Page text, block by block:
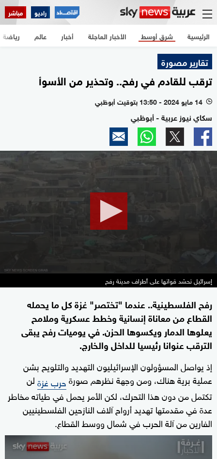
راديو مباشر
الرئيسية الأخبار العاجلة أخبار شرق أوسط عالم رياضة
تقارير مصورة
ترقب للقادم في رفح.. وتحذير من الأسوأ
l 14 مايو 2024 - 13:50 بتوقيت أبوظبي
سكاي نيوز عربية - أبوظبي
seconds
of
إسرائيل تحشد قواتها على أطراف مدينة رفح
رفح الفلسطينية.. عندما "تختصر" غزة كل ما يحمله
القطاع من معاناة إنسانية وخطط عسكرية وملامح
يعلوها الدمار ويكسوها الحزن. في يوميات رفح يبقى
الترقب عنوانا رئيسيا للداخل والخارج.
إذ يواصل المسؤولون الإسرائيليون التهديد والتلويح بشن
عملية برية هناك، ومن وجهة نظرهم صورةحرب غزةلن
تكتمل من دون هذا التحرك، لكن الأمر يحمل في طياته مخاطر
عدة في مقدمتها تهديد أرواح آلاف النازحين الفلسطينيين
الفارين من آلة الحرب في شمال ووسط القطاع.
seconds